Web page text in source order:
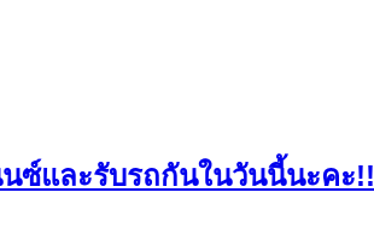
ซ์และรับรถกันในวันนี้นะคะ!!